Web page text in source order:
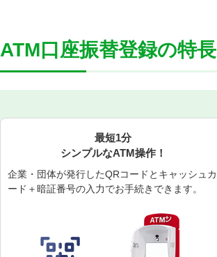
ATM口座振替登録の特長
最短1分
シンプルなATM操作！
企業・団体が発行したQRコードと キャッシュカ
ード＋暗証番号の入力でお手続きできます。